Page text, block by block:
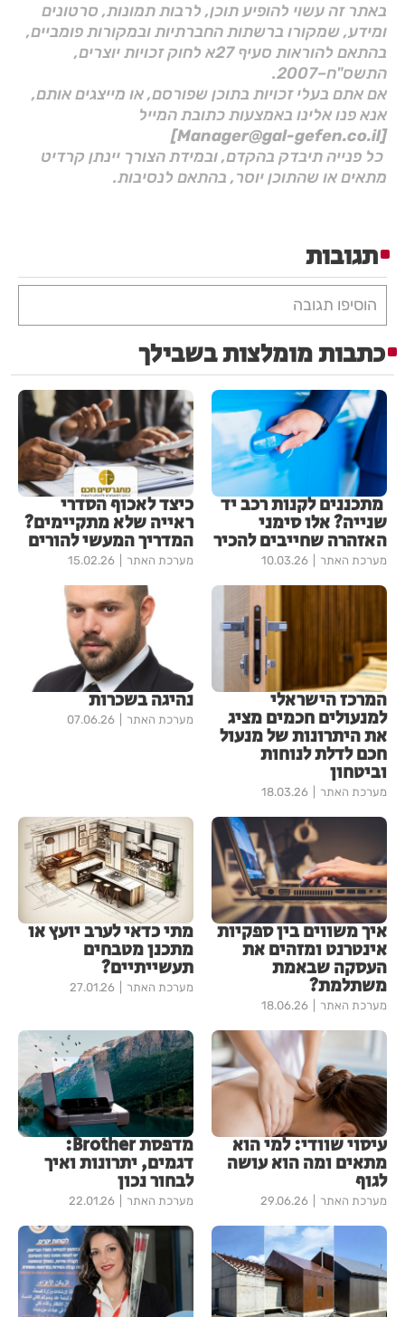
באתר זה עשוי להופיע תוכן, לרבות תמונות, סרטונים
ומידע, שמקורו ברשתות החברתיות ובמקורות פומביים,
בהתאם להוראות סעיף 27א לחוק זכויות יוצרים,
התשס"ח–2007.
אם אתם בעלי זכויות בתוכן שפורסם, או מייצגים אותם,
אנא פנו אלינו באמצעות כתובת המייל
[Manager@gal-gefen.co.il]
כל פנייה תיבדק בהקדם, ובמידת הצורך יינתן קרדיט
מתאים או שהתוכן יוסר, בהתאם לנסיבות.
תגובות
הוסיפו תגובה
כתבות מומלצות בשבילך
מתכננים לקנות רכב יד
שנייה? אלו סימני
האזהרה שחייבים להכיר
מערכת האתר 10.03.26
כיצד לאכוף הסדרי
ראייה שלא מתקיימים?
המדריך המעשי להורים
מערכת האתר 15.02.26
המרכז הישראלי
למנעולים חכמים מציג
את היתרונות של מנעול
חכם לדלת לנוחות
וביטחון
מערכת האתר 18.03.26
נהיגה בשכרות
מערכת האתר 07.06.26
איך משווים בין ספקיות
אינטרנט ומזהים את
העסקה שבאמת
משתלמת?
מערכת האתר 18.06.26
מתי כדאי לערב יועץ או
מתכנן מטבחים
תעשייתיים?
מערכת האתר 27.01.26
עיסוי שוודי: למי הוא
מתאים ומה הוא עושה
לגוף
מערכת האתר 29.06.26
מדפסת Brother:
דגמים, יתרונות ואיך
לבחור נכון
מערכת האתר 22.01.26